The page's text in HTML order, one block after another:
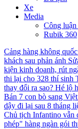
Xe
Media
Công
Rubik 360
Cảng hàng không
khách sau phản ánh
kiện kinh doanh, rút
thi lại cho 328 thí sinh
thay đổi ra sao? Hé lộ
Bán 7 con bò sang
dậy đi lại sau 8 tháng
Chủ tịch Infantino vẫn
phép" hàng ngàn gói